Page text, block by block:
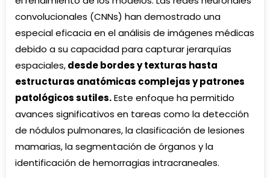
convolucionales (CNNs) han demostrado una
especial eficacia en el análisis de imágenes médicas
debido a su capacidad para capturar jerarquías
espaciales,desde bordes y texturas hasta
estructuras anatómicas complejas y patrones
patológicos sutiles.Este enfoque ha permitido
avances significativos en tareas como la detección
de nódulos pulmonares, la clasificación de lesiones
mamarias, la segmentación de órganos y la
identificación de hemorragias intracraneales.